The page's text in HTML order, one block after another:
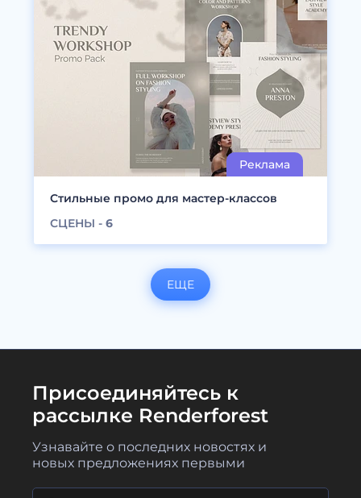
Стильные промо для мастер-классов
СЦЕНЫ - 6
ЕЩЕ
Присоединяйтесь к
рассылке Renderforest
Узнавайте о последних новостях и
новых предложениях первыми